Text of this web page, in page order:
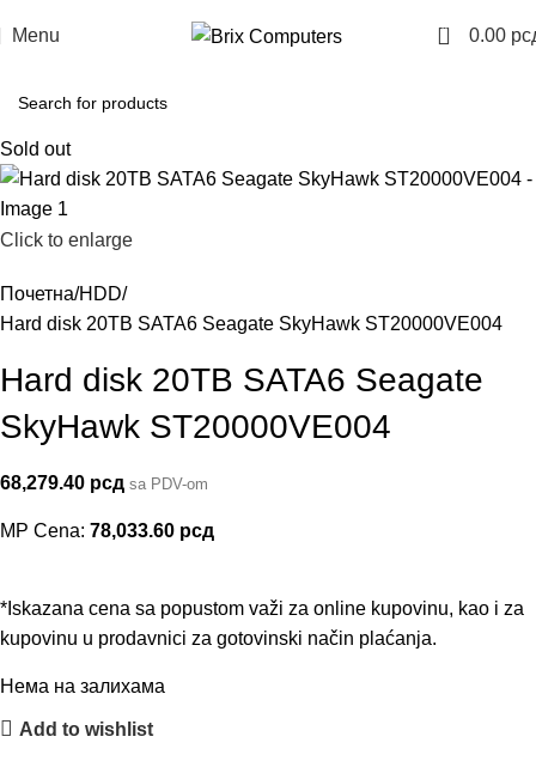
Menu 0 0.00
Sold out
Click to enlarge
Почетна HDD
Hard disk 20TB SATA6 Seagate SkyHawk ST20000VE004
Hard disk 20TB SATA6 Seagate
SkyHawk ST20000VE004
68,279.40 рсд sa PDV-om
MP Cena: 78,033.60 рсд
*Iskazana cena sa popustom važi za online kupovinu, kao i za
kupovinu u prodavnici za gotovinski način plaćanja.
Нема на залихама
Add to wishlist